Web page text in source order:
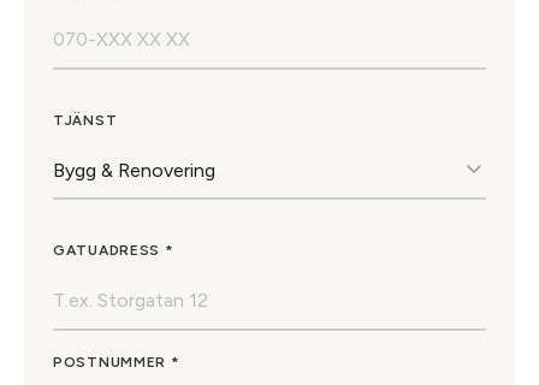
TJÄNST
GATUADRESS *
POSTNUMMER *